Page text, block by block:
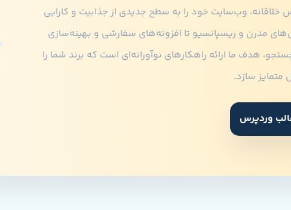
خلاقانه، وب‌سایت خود را به سطح جدیدی از جذابیت و کارایی
مدرن و ریسپانسیو تا افزونه‌های سفارشی و بهینه‌سازی
هدف ما ارائه راهکارهای نوآورانه‌ای است که برند شما را
متمایز سازد.
وردپرس